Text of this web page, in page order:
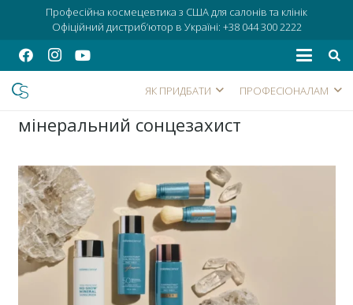
ЯК ПРИДБАТИ ПРОФЕСІОНАЛАМ
Професійна космецевтика з США для салонів та клінік
Офіційний дистриб’ютор в Україні: +38 044 300 2222
мінеральний сонцезахист